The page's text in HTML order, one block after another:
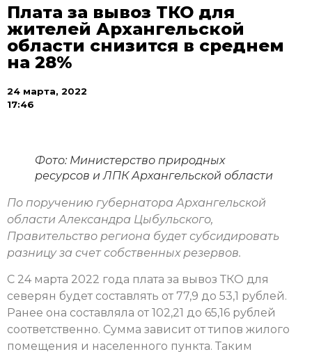
Плата за вывоз ТКО для
жителей Архангельской
области снизится в среднем
на 28%
24 марта, 2022
17:46
Фото: Министерство природных
ресурсов и ЛПК Архангельской области
По поручению губернатора Архангельской
области Александра Цыбульского,
Правительство региона будет субсидировать
разницу за счет собственных резервов.
С 24 марта 2022 года плата за вывоз ТКО для
северян будет составлять от 77,9 до 53,1 рублей.
Ранее она составляла от 102,21 до 65,16 рублей
соответственно. Сумма зависит от типов жилого
помещения и населенного пункта. Таким